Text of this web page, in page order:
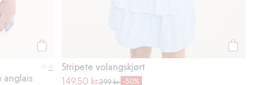
anglais
Stripete volangskjørt
149,50 kr.299 kr. -50%